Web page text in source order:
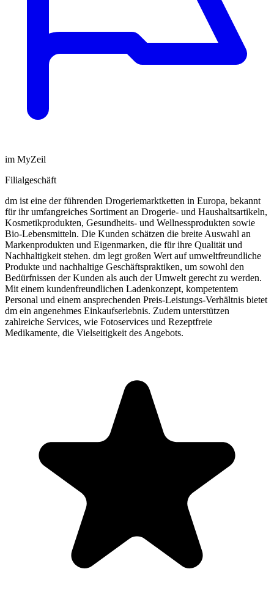
im MyZeil
Filialgeschäft
dm ist eine der führenden Drogeriemarktketten in Europa, bekannt
für ihr umfangreiches Sortiment an Drogerie- und Haushaltsartikeln,
Kosmetikprodukten, Gesundheits- und Wellnessprodukten sowie
Bio-Lebensmitteln. Die Kunden schätzen die breite Auswahl an
Markenprodukten und Eigenmarken, die für ihre Qualität und
Nachhaltigkeit stehen. dm legt großen Wert auf umweltfreundliche
Produkte und nachhaltige Geschäftspraktiken, um sowohl den
Bedürfnissen der Kunden als auch der Umwelt gerecht zu werden.
Mit einem kundenfreundlichen Ladenkonzept, kompetentem
Personal und einem ansprechenden Preis-Leistungs-Verhältnis bietet
dm ein angenehmes Einkaufserlebnis. Zudem unterstützen
zahlreiche Services, wie Fotoservices und Rezeptfreie
Medikamente, die Vielseitigkeit des Angebots.